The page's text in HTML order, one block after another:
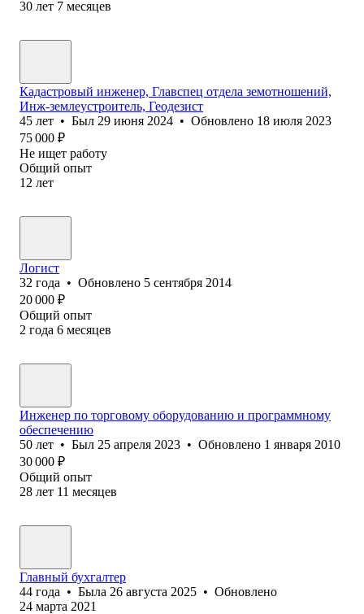
30 лет 7 месяцев
Кадастровый инженер, Главспец отдела земотношений,
Инж-землеустроитель, Геодезист
45 лет • Был 29 июня 2024 • Обновлено 18 июля 2023
75 000 ₽
Не ищет работу
Общий опыт
12 лет
Логист
32 года • Обновлено 5 сентября 2014
20 000 ₽
Общий опыт
2 года 6 месяцев
Инженер по торговому оборудованию и программному
обеспечению
50 лет • Был 25 апреля 2023 • Обновлено 1 января 2010
30 000 ₽
Общий опыт
28 лет 11 месяцев
Главный бухгалтер
44 года • Была 26 августа 2025 • Обновлено
24 марта 2021